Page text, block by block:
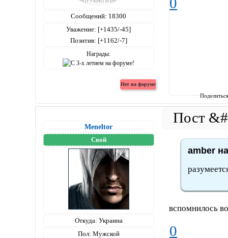
Сообщений: 18300
Уважение: [+1435/-45]
Позитив: [+1162/-7]
Награды:
0
Meneltоr
Свой
Откуда: Украина
Пол: Мужской
amber
вспомнилось
0